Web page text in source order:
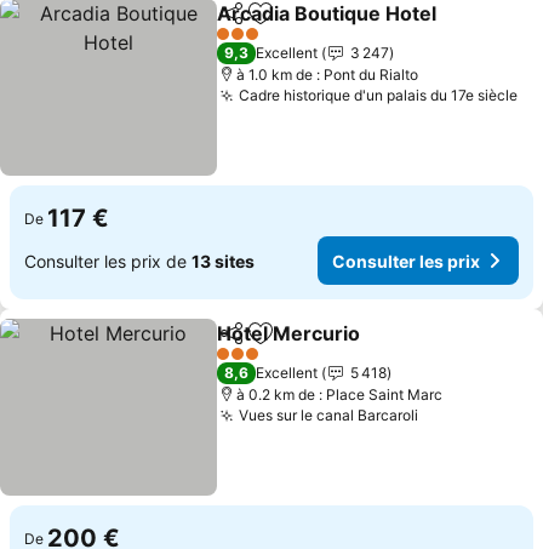
PartagerAjouter à mes favoris
Arcadia Boutique Hotel
3 Étoiles
9,3 Excellent
3 247
à 1.0 km de : Pont du Rialto
Cadre historique d'un palais du 17e siècle
De 117 €
Consulter les prix de 13 sites Consulter les prix
PartagerAjouter à mes favoris
Hotel Mercurio
3 Étoiles
8,6 Excellent
5 418
à 0.2 km de : Place Saint Marc
Vues sur le canal Barcaroli
De 200 €